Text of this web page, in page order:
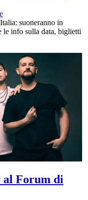
suoneranno in
le info sulla data, biglietti
al Forum di